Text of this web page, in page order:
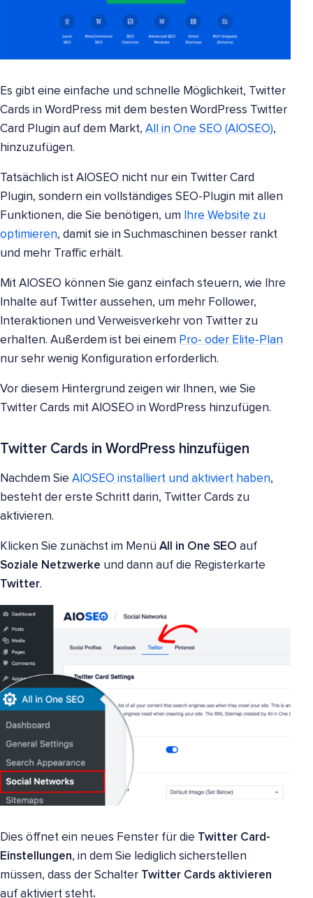
Es gibt eine einfache und schnelle Möglichkeit, Twitter
Cards in WordPress mit dem besten WordPress Twitter
Card Plugin auf dem Markt, All in One SEO (AIOSEO),
hinzuzufügen.
Tatsächlich ist AIOSEO nicht nur ein Twitter Card
Plugin, sondern ein vollständiges SEO-Plugin mit allen
Funktionen, die Sie benötigen, um
Ihre Website zu
optimieren, damit sie in Suchmaschinen besser rankt
und mehr Traffic erhält.
Mit AIOSEO können Sie ganz einfach steuern, wie Ihre
Inhalte auf Twitter aussehen, um mehr Follower,
Interaktionen und Verweisverkehr von Twitter zu
erhalten. Außerdem ist bei einem Pro- oder Elite-Plan
nur sehr wenig Konfiguration erforderlich.
Vor diesem Hintergrund zeigen wir Ihnen, wie Sie
Twitter Cards mit AIOSEO in WordPress hinzufügen.
Twitter Cards in WordPress hinzufügen
Nachdem Sie AIOSEO installiert und aktiviert haben,
besteht der erste Schritt darin, Twitter Cards zu
aktivieren.
Klicken Sie zunächst im Menü All in One SEO auf
Soziale Netzwerke und dann auf die Registerkarte
Twitter.
Dies öffnet ein neues Fenster für die Twitter Card-
Einstellungen, in dem Sie lediglich sicherstellen
müssen, dass der Schalter Twitter Cards aktivieren
auf aktiviert steht.